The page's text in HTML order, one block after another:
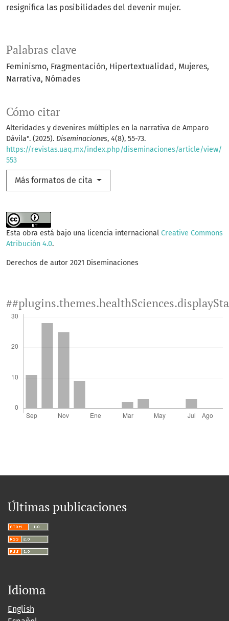
Palabras clave
Feminismo Fragmentación Hipertextualidad
Mujeres
Narrativa Nómades
Cómo citar
Alteridades y devenires múltiples en la narrativa de Amparo
Dávila". (2025). Diseminaciones, 4(8), 55-73.
https://revistas.uaq.mx/index.php/diseminaciones/article/view/
553
Más formatos de cita
resignifica las posibilidades del devenir mujer.
Esta obra está bajo una licencia internacional Creative Commons
Atribución 4.0.
Derechos de autor 2021 Diseminaciones
Últimas publicaciones
Idioma
English